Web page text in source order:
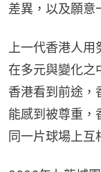
差異，以及願意
上一代香港人
在多元與變化之
香港看到前途，
能感到被尊重，
同一片球場上互